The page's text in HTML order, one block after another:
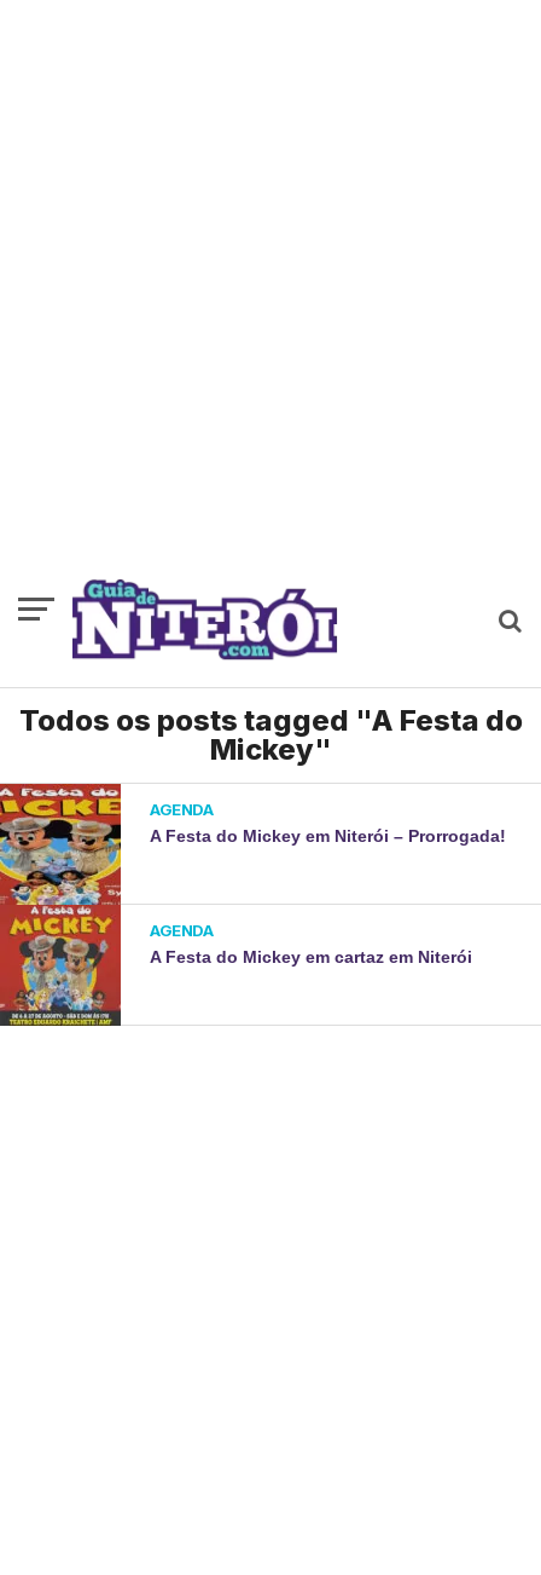
Todos os posts tagged "A Festa do
Mickey"
AGENDA
A Festa do Mickey em Niterói – Prorrogada!
AGENDA
A Festa do Mickey em cartaz em Niterói